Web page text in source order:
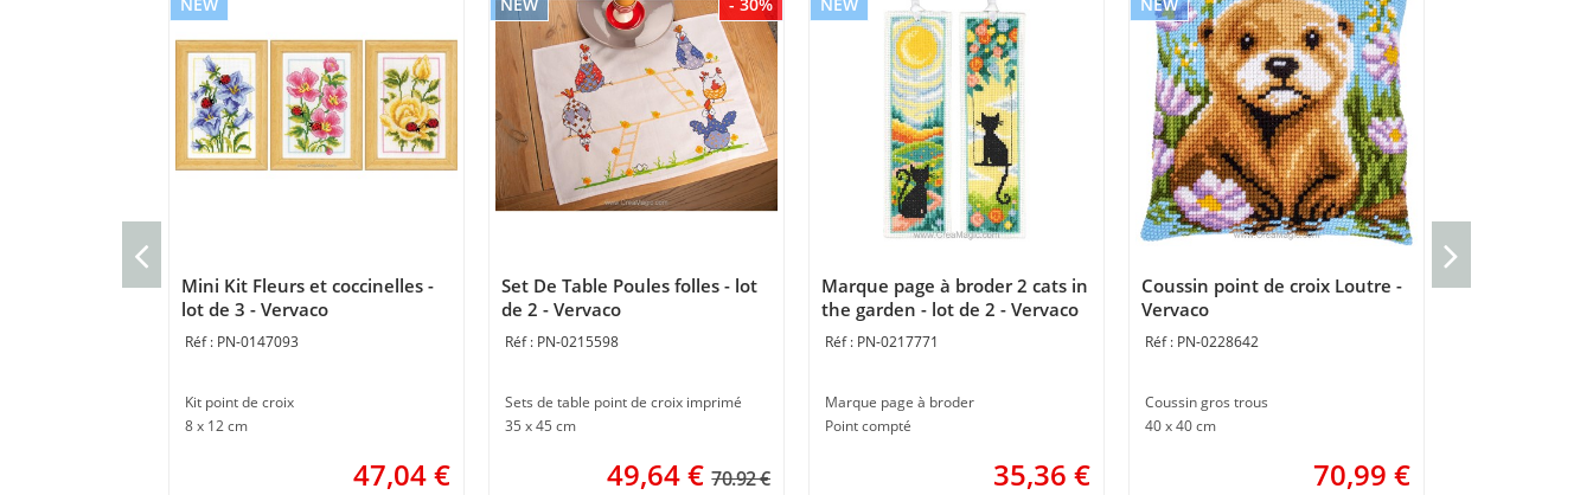
Mini Kit Fleurs et coccinelles -
lot de 3 - Vervaco
PN-0147093
Kit point de croix
8 x 12 cm
47,04€
Set De Table Poules folles - lot
de 2 - Vervaco
PN-0215598
Sets de table point de croix imprimé
35 x 45 cm
49,64€ 70.92 €
Marque page à broder 2 cats in
the garden - lot de 2 - Vervaco
PN-0217771
Marque page à broder
Point compté
35,36 €
Coussin point de croix Loutre -
Vervaco
PN-0228642
Coussin gros trous
40 x 40 cm
70,99 €